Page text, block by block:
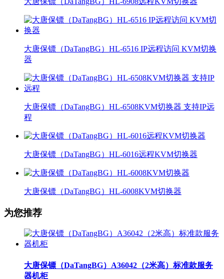
大唐保镖（DaTangBG）HL-6516 IP远程访问 KVM切换
器
大唐保镖（DaTangBG）HL-6508KVM切换器 支持IP远
程
大唐保镖（DaTangBG）HL-6016远程KVM切换器
大唐保镖（DaTangBG）HL-6008KVM切换器
为您推荐
大唐保镖（DaTangBG）A36042（2米高）标准款服务
器机柜